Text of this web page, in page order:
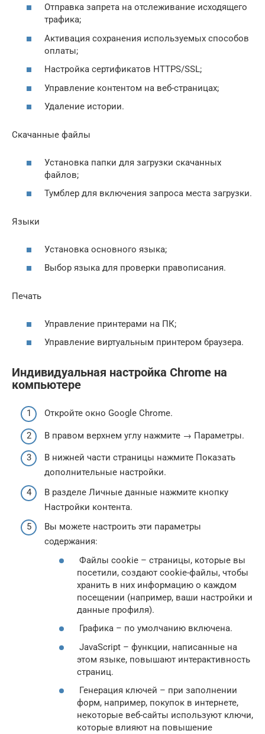
Отправка запрета на отслеживание исходящего
трафика;
Активация сохранения используемых способов
оплаты;
Настройка сертификатов HTTPS/SSL;
Управление контентом на веб-страницах;
Удаление истории.
Скачанные файлы
Установка папки для загрузки скачанных
файлов;
Тумблер для включения запроса места загрузки.
Языки
Установка основного языка;
Выбор языка для проверки правописания.
Печать
Управление принтерами на ПК;
Управление виртуальным принтером браузера.
Индивидуальная настройка Chrome на
компьютере
Откройте окно Google Chrome.
В правом верхнем углу нажмите → Параметры.
В нижней части страницы нажмите Показать
дополнительные настройки.
В разделе Личные данные нажмите кнопку
Настройки контента.
Вы можете настроить эти параметры
содержания:
Файлы cookie – страницы, которые вы
посетили, создают cookie-файлы, чтобы
хранить в них информацию о каждом
посещении (например, ваши настройки и
данные профиля).
Графика – по умолчанию включена.
JavaScript – функции, написанные на
этом языке, повышают интерактивность
страниц.
Генерация ключей – при заполнении
форм, например, покупок в интернете,
некоторые веб-сайты используют ключи,
которые влияют на повышение